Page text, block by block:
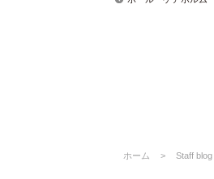
ホーム > Staff blog